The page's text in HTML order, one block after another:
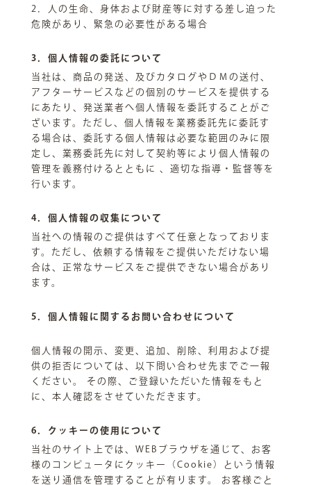
2．人の生命、身体および財産等に対する差し迫った
危険があり、緊急の必要性がある場合
3．個人情報の委託について
当社は、商品の発送、及びカタログやＤＭの送付、
アフターサービスなどの個別のサービスを提供する
にあたり、発送業者へ個人情報を委託することがご
ざいます。ただし、個人情報を業務委託先に委託す
る場合は、委託する個人情報は必要な範囲のみに限
定し、業務委託先に対して契約等により個人情報の
管理を義務付けるとともに 、適切な指導・監督等を
行います。
4．個人情報の収集について
当社への情報のご提供はすべて任意となっておりま
す。ただし、依頼する情報をご提供いただけない場
合は、正常なサービスをご提供できない場合があり
ます。
5．個人情報に関するお問い合わせについて
個人情報の開示、変更、追加、削除、利用および提
供の拒否については、以下問い合わせ先までご一報
ください。 その際、ご登録いただいた情報をもと
に、本人確認をさせていただきます。
6．クッキーの使用について
当社のサイト上では、WEBブラウザを通じて、お客
様のコンピュータにクッキー（Cookie）という情報
を送り通信を管理することが有ります。 お客様ごと